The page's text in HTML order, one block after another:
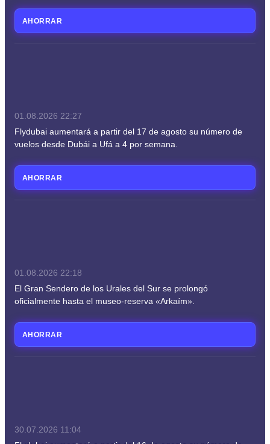
AHORRAR
01.08.2026 22:27
Flydubai aumentará a partir del 17 de agosto su número de
vuelos desde Dubái a Ufá a 4 por semana.
AHORRAR
01.08.2026 22:18
El Gran Sendero de los Urales del Sur se prolongó
oficialmente hasta el museo-reserva «Arkaím».
AHORRAR
30.07.2026 11:04